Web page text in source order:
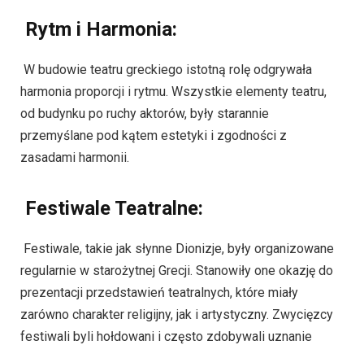
Rytm i Harmonia:
W budowie teatru greckiego istotną rolę odgrywała
harmonia proporcji i rytmu. Wszystkie elementy teatru,
od budynku po ruchy aktorów, były starannie
przemyślane pod kątem estetyki i zgodności z
zasadami harmonii.
Festiwale Teatralne:
Festiwale, takie jak słynne Dionizje, były organizowane
regularnie w starożytnej Grecji. Stanowiły one okazję do
prezentacji przedstawień teatralnych, które miały
zarówno charakter religijny, jak i artystyczny. Zwycięzcy
festiwali byli hołdowani i często zdobywali uznanie